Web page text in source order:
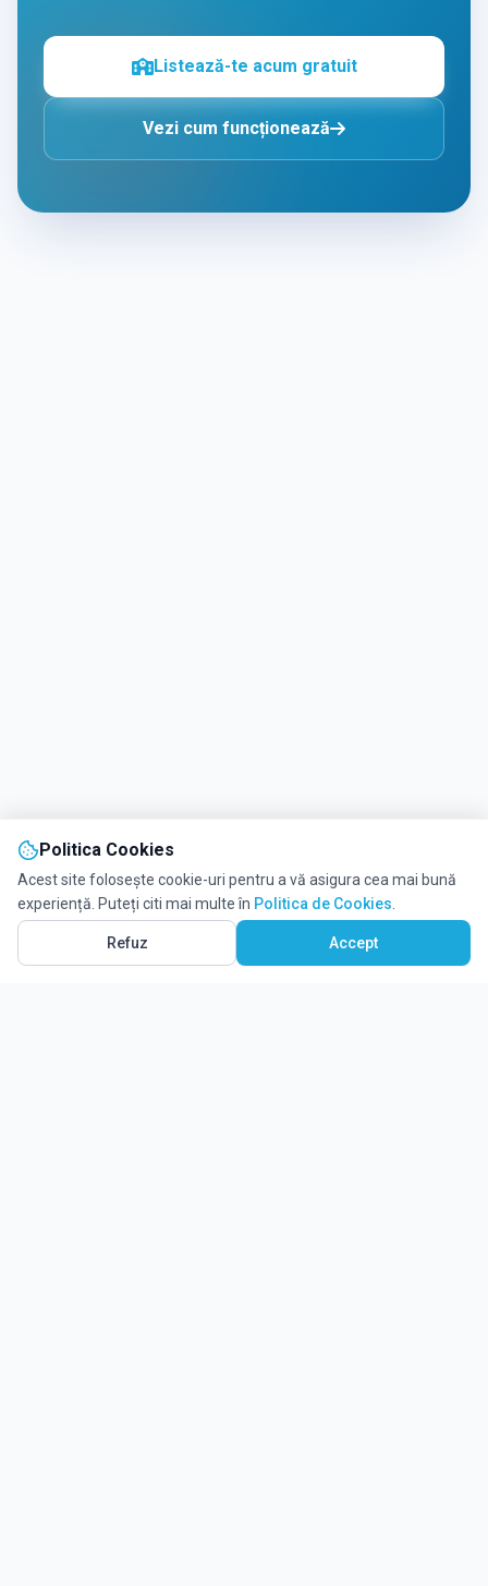
Listează-te acum gratuit
Vezi cum funcționează
Politica Cookies
Acest site folosește cookie-uri pentru a vă asigura cea mai bună
experiență. Puteți citi mai multe în Politica de Cookies
Refuz Accept